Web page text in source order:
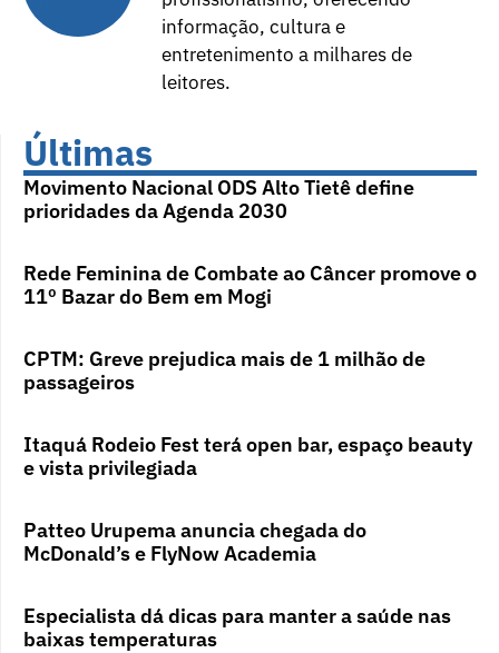
informação, cultura e
entretenimento a milhares de
leitores.
Últimas
Movimento Nacional ODS Alto Tietê define
prioridades da Agenda 2030
Rede Feminina de Combate ao Câncer promove o
11º Bazar do Bem em Mogi
CPTM: Greve prejudica mais de 1 milhão de
passageiros
Itaquá Rodeio Fest terá open bar, espaço beauty
e vista privilegiada
Patteo Urupema anuncia chegada do
McDonald’s e FlyNow Academia
Especialista dá dicas para manter a saúde nas
baixas temperaturas